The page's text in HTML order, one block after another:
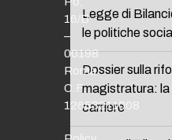
Legge di
le politiche
Dossier sulla
magistratura: la
carriere
16/B
–
00198
Roma
C.F.
12653211008